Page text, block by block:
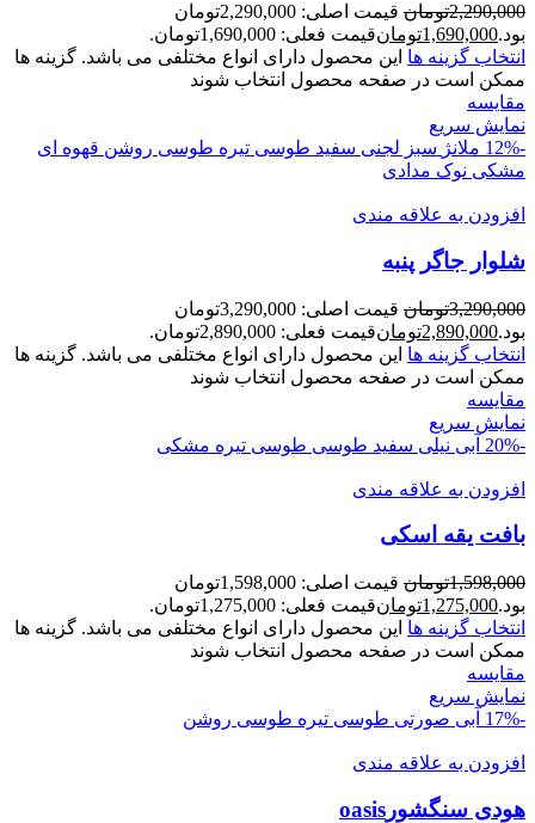
2,290,000تومان
قیمت اصلی: 2,290,000تومان
بود.1,690,000تومانقیمت فعلی: 1,690,000تومان.
انتخاب گزینه ها این محصول دارای انواع مختلفی می باشد. گزینه ها
ممکن است در صفحه محصول انتخاب شوند
مقايسه
نمایش سریع
-12%
ملانژ سبز لجنی سفید طوسی تیره طوسی روشن قهوه ای
مشکی نوک مدادی
افزودن به علاقه مندی
شلوار جاگر پنبه
3,290,000تومان
قیمت اصلی: 3,290,000تومان
بود.2,890,000تومانقیمت فعلی: 2,890,000تومان.
انتخاب گزینه ها این محصول دارای انواع مختلفی می باشد. گزینه ها
ممکن است در صفحه محصول انتخاب شوند
مقايسه
نمایش سریع
-20%
آبی نیلی سفید طوسی طوسی تیره مشکی
افزودن به علاقه مندی
بافت يقه اسکی
1,598,000تومان
قیمت اصلی: 1,598,000تومان
بود.1,275,000تومانقیمت فعلی: 1,275,000تومان.
انتخاب گزینه ها این محصول دارای انواع مختلفی می باشد. گزینه ها
ممکن است در صفحه محصول انتخاب شوند
مقايسه
نمایش سریع
-17%
آبی صورتی طوسی تیره طوسی روشن
افزودن به علاقه مندی
هودی سنگشورoasis